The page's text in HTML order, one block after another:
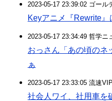
2023-05-17 23:39:02 ゴール
Keyアニメ『Rewrite』
2023-05-17 23:34:49 哲学ニ
おっさん「あの頃の
ぁ
2023-05-17 23:33:05 流速VIP
社会人ワイ、社用車を